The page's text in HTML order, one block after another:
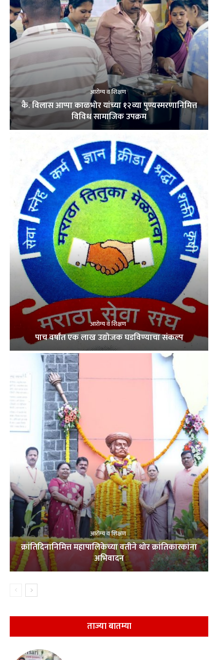
आरोग्य व शिक्षण
कै. विलास आप्पा काळभोर यांच्या १२व्या पुण्यस्मरणानिमित्त
विविध सामाजिक उपक्रम
आरोग्य व शिक्षण
पाच वर्षांत एक लाख उद्योजक घडविण्याचा संकल्प
आरोग्य व शिक्षण
क्रांतिदिनानिमित्त महापालिकेच्या वतीने थोर क्रांतिकारकांना
अभिवादन
ताज्या बातम्या